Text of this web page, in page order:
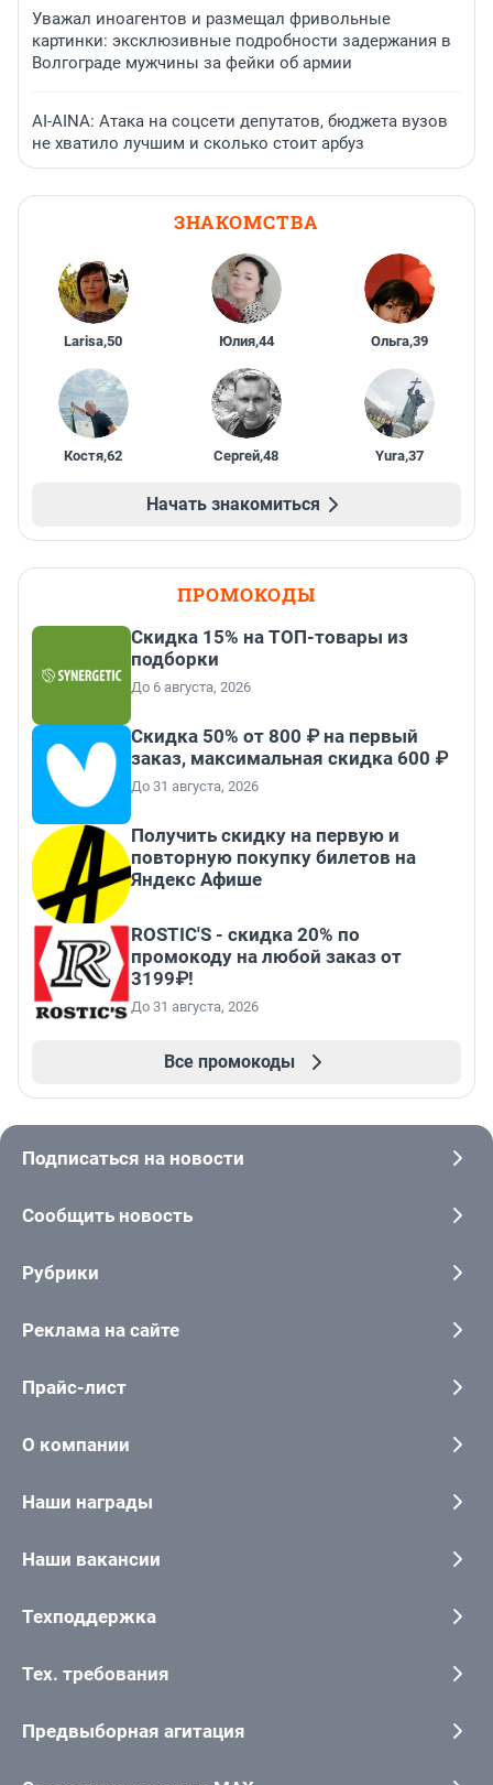
Уважал иноагентов и размещал фривольные
картинки: эксклюзивные подробности задержания в
Волгограде мужчины за фейки об армии
AI-AINA: Атака на соцсети депутатов, бюджета вузов
не хватило лучшим и сколько стоит арбуз
ЗНАКОМСТВА
Larisa,50 Юлия,44 Ольга,39
Костя,62 Сергей,48 Yura,37
Начать знакомиться
ПРОМОКОДЫ
Скидка 15% на ТОП-товары из
подборки
До 6 августа, 2026
Скидка 50% от 800 ₽ на первый
заказ, максимальная скидка 600 ₽
До 31 августа, 2026
Получить скидку на первую и
повторную покупку билетов на
Яндекс Афише
ROSTIC'S - скидка 20% по
промокоду на любой заказ от
3199₽!
До 31 августа, 2026
Все промокоды
Подписаться на новости
Сообщить новость
Рубрики
Реклама на сайте
Прайс-лист
О компании
Наши награды
Наши вакансии
Техподдержка
Тех. требования
Предвыборная агитация